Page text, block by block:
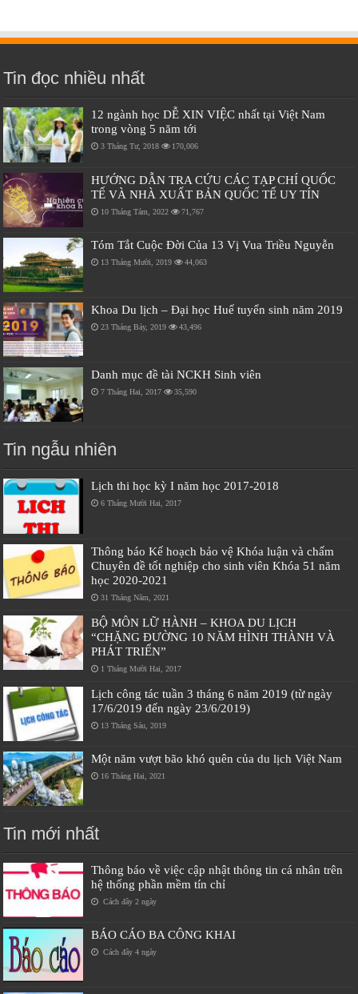
Tin đọc nhiều nhất
12 ngành học DỄ XIN VIỆC nhất tại Việt Nam
trong vòng 5 năm tới
3 Tháng Tư, 2018 170,006
HƯỚNG DẪN TRA CỨU CÁC TẠP CHÍ QUỐC
TẾ VÀ NHÀ XUẤT BẢN QUỐC TẾ UY TÍN
10 Tháng Tám, 2022 71,767
Tóm Tắt Cuộc Đời Của 13 Vị Vua Triều Nguyễn
13 Tháng Mười, 2019 44,063
Khoa Du lịch – Đại học Huế tuyển sinh năm 2019
23 Tháng Bảy, 2019 43,496
Danh mục đề tài NCKH Sinh viên
7 Tháng Hai, 2017 35,590
Tin ngẫu nhiên
Lịch thi học kỳ I năm học 2017-2018
6 Tháng Mười Hai, 2017
Thông báo Kế hoạch bảo vệ Khóa luận và chấm
Chuyên đề tốt nghiệp cho sinh viên Khóa 51 năm
học 2020-2021
31 Tháng Năm, 2021
BỘ MÔN LỮ HÀNH – KHOA DU LỊCH
“CHẶNG ĐƯỜNG 10 NĂM HÌNH THÀNH VÀ
PHÁT TRIỂN”
1 Tháng Mười Hai, 2017
Lịch công tác tuần 3 tháng 6 năm 2019 (từ ngày
17/6/2019 đến ngày 23/6/2019)
13 Tháng Sáu, 2019
Một năm vượt bão khó quên của du lịch Việt Nam
16 Tháng Hai, 2021
Tin mới nhất
Thông báo về việc cập nhật thông tin cá nhân trên
hệ thống phần mềm tín chỉ
Cách đây 2 ngày
BÁO CÁO BA CÔNG KHAI
Cách đây 4 ngày